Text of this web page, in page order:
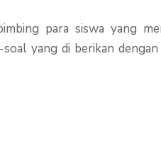
para siswa yang
yang di berikan